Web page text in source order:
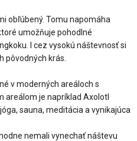
obľúbený. Tomu napomáha
umožňuje pohodlné
I cez vysokú náštevnosť si
pôvodných krás.
v moderných areáloch s
areálom je napríklad Axolotl
sauna, meditácia a vynikajúca
nemali vynechať náštevu